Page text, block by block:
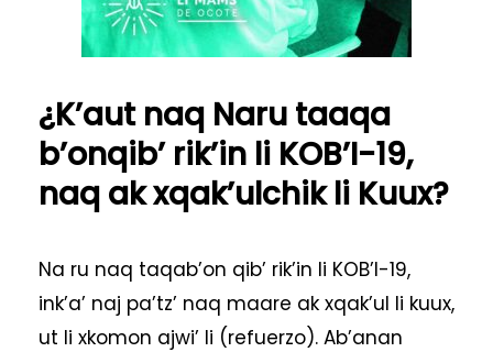
¿K’aut naq Naru taaqa
b’onqib’ rik’in li KOB’I-19,
naq ak xqak’ulchik li Kuux?
Na ru naq taqab’on qib’ rik’in li KOB’I-19,
ink’a’ naj pa’tz’ naq maare ak xqak’ul li kuux,
ut li xkomon ajwi’ li (refuerzo). Ab’anan